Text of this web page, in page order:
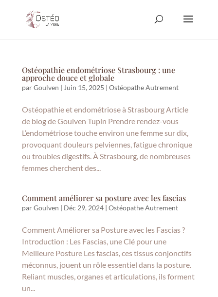
Ostéopathie endométriose Strasbourg : une
approche douce et globale
parGoulven | Juin 15, 2025 | Ostéopathe Autrement
Ostéopathie et endométriose à Strasbourg Article
de blog de Goulven Tupin Prendre rendez-vous
L’endométriose touche environ une femme sur dix,
provoquant douleurs pelviennes, fatigue chronique
ou troubles digestifs. À Strasbourg, de nombreuses
femmes cherchent des...
Comment améliorer sa posture avec les fascias
parGoulven | Déc 29, 2024| Ostéopathe Autrement
Comment Améliorer sa Posture avec les Fascias ?
Introduction : Les Fascias, une Clé pour une
Meilleure Posture Les fascias, ces tissus conjonctifs
méconnus, jouent un rôle essentiel dans la posture.
Reliant muscles, organes et articulations, ils forment
un...